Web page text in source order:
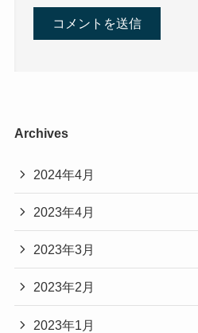
Archives
2024年4月
2023年4月
2023年3月
2023年2月
2023年1月